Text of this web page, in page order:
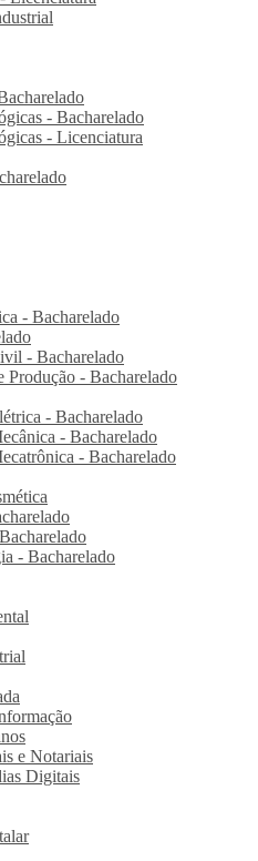
- Bacharelado
- Licenciatura
- Bacharelado
- Bacharelado
Produção - Bacharelado
- Bacharelado
- Bacharelado
- Bacharelado
- Bacharelado
e Notariais
Digitais